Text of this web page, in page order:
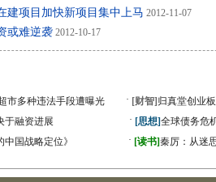
建项目加快新项目集中上马 2012-11-07
或难逆袭 2012-10-17
市多种违法手段遭曝光 · [财智] 归真堂创业
于融资进展 · [思想]全球债务危
中国战略定位》 · [读书]秦厉：从迷